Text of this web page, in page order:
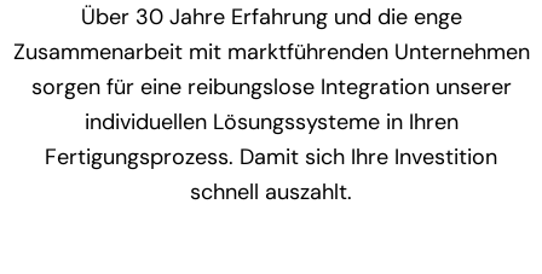
Über 30 Jahre Erfahrung und die enge
Zusammenarbeit mit marktführenden Unternehmen
sorgen für eine reibungslose Integration unserer
individuellen Lösungssysteme in Ihren
Fertigungsprozess. Damit sich Ihre Investition
schnell auszahlt.